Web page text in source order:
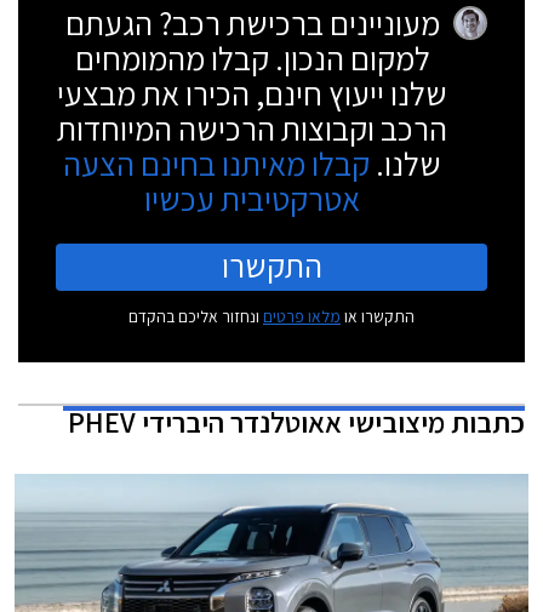
מעוניינים ברכישת רכב? הגעתם
למקום הנכון. קבלו מהמומחים
שלנו ייעוץ חינם, הכירו את מבצעי
הרכב וקבוצות הרכישה המיוחדות
שלנו. קבלו מאיתנו בחינם הצעה
אטרקטיבית עכשיו
התקשרו
התקשרו או מלאו פרטים ונחזור אליכם בהקדם
כתבותמיצובישי אאוטלנדר היברידי PHEV